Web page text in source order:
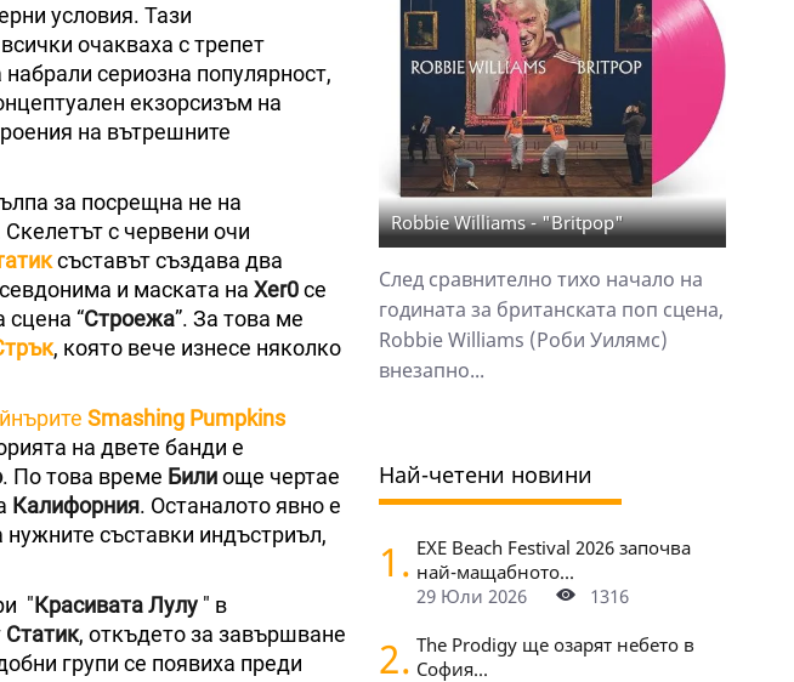
условия. Тази
очакваха с трепет
сериозна популярност,
екзорсизъм на
на вътрешните
за посрещна не на
Скелетът с червени очи
съставът създава два
и маската на Xer0се
сцена “Строежа”. За това ме
, която вече изнесе няколко
Smashing Pumpkins
на двете банди е
. По това време Билиоще чертае
Калифорния. Останалото явно е
съставки индъстриъл,
"Красивата Лулу " в
Статик, откъдето за завършване
групи се появиха преди
Robbie Williams - "Britpop"
След сравнително тихо начало на
годината за британската поп сцена,
Robbie Williams (Роби Уилямс)
внезапно...
Най-четени новини
1. EXE Beach Festival 2026 започва
най-мащабното...
29 Юли 2026
1316
2. The Prodigy ще озарят небето в
София...